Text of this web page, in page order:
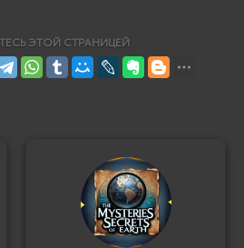
ЭТОЙ СТРАНИЦЕЙ